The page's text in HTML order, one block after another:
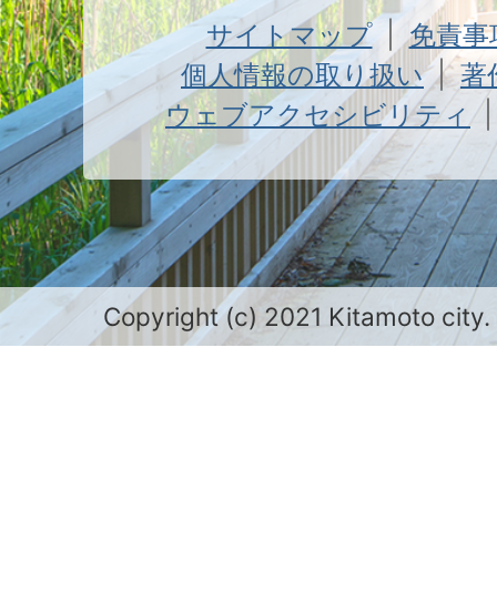
サイトマップ
免責
個人情報の取り扱い
著
ウェブアクセシビリティ
Copyright (c) 2021 Kitamoto city.